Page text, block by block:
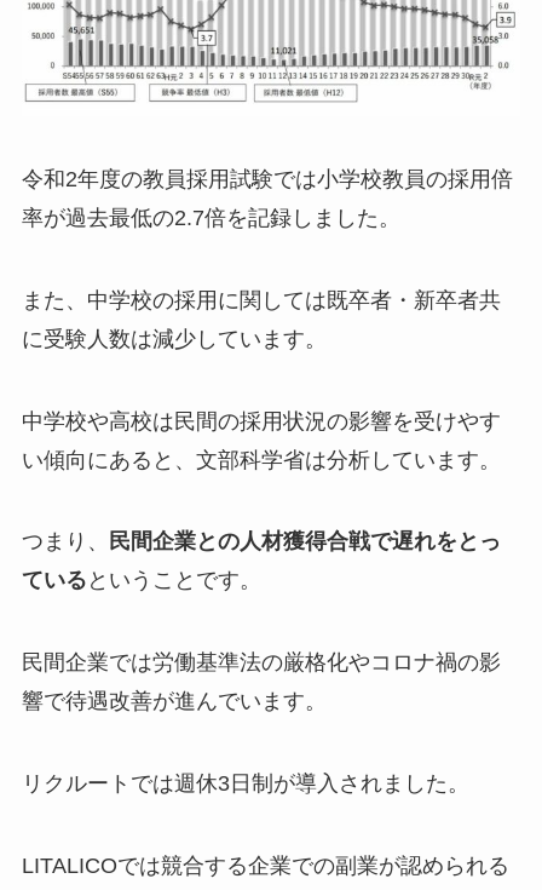
令和2年度の教員採用試験では小学校教員の採用倍
率が過去最低の2.7倍を記録しました。
また、中学校の採用に関しては既卒者・新卒者共
に受験人数は減少しています。
中学校や高校は民間の採用状況の影響を受けやす
い傾向にあると、文部科学省は分析しています。
つまり、 民間企業との人材獲得合戦で遅れをとっ
ている ということです。
民間企業では労働基準法の厳格化やコロナ禍の影
響で待遇改善が進んでいます。
リクルートでは週休3日制が導入されました。
LITALICOでは競合する企業での副業が認められる